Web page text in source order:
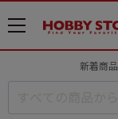
メ
ニ
新着商品